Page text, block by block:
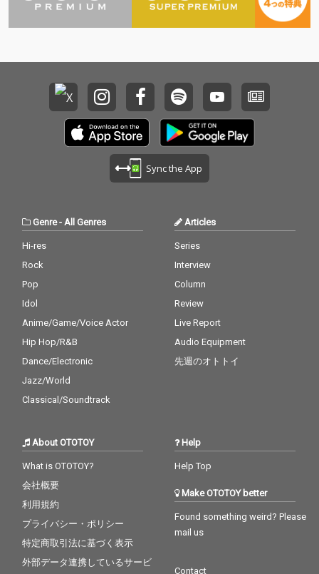
Sync the App
Genre- All Genres
Hi-res
Rock
Pop
Idol
Anime/Game/Voice Actor
Hip Hop/R&B
Dance/Electronic
Jazz/World
Classical/Soundtrack
Articles
Series
Interview
Column
Review
Live Report
Audio Equipment
先週のオトトイ
About OTOTOY
What is OTOTOY?
会社概要
利用規約
プライバシー・ポリシー
特定商取引法に基づく表示
外部データ連携しているサービ
Help
Help Top
Make OTOTOY better
Found something weird? Please
mail us
Contact